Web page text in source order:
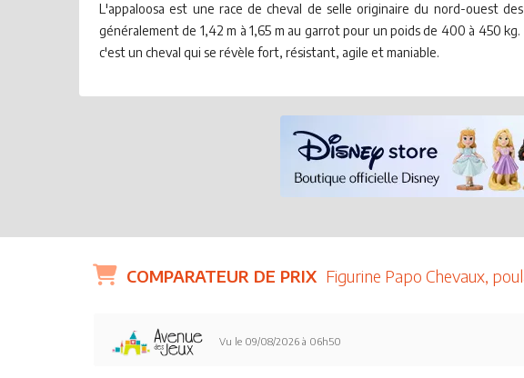
L'appaloosa est une race de cheval de selle originaire du nord-ouest
généralement de 1,42 m à 1,65 m au garrot pour un poids de 400 à 450
c'est un cheval qui se révèle fort, résistant, agile et maniable.
COMPARATEUR DE PRIX Figurine Papo Chevaux,
Vu le 09/08/2026 à 06h50